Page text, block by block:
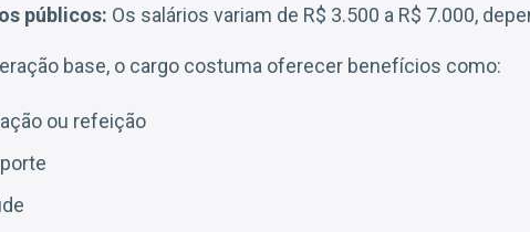
públicos: Os salários variam de R$ 3.500 a R$ 7.000,
base, o cargo costuma oferecer benefícios como:
ou refeição